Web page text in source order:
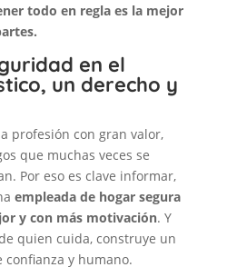
todo en regla es la mejor
en el
un derecho y
profesión con gran valor,
que muchas veces se
Por eso es clave informar,
empleada de hogar segura
y con más motivación. Y
quien cuida, construye un
confianza y humano.